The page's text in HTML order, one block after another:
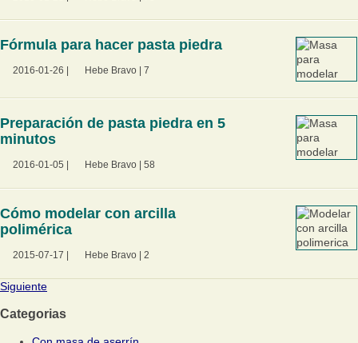
Fórmula para hacer pasta piedra
2016-01-26 Hebe Bravo 7
Preparación de pasta piedra en 5
minutos
2016-01-05 Hebe Bravo 58
Cómo modelar con arcilla
polimérica
2015-07-17 Hebe Bravo 2
Siguiente
Categorias